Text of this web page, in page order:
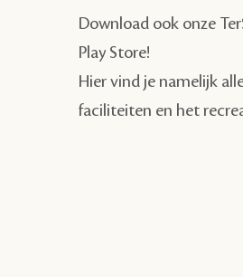
Download ook onze
Play Store!
Hier vind je namelijk
faciliteiten en het